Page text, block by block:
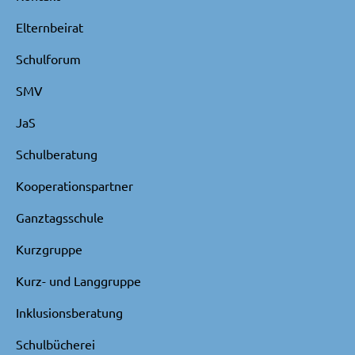
Elternbeirat
Schulforum
SMV
JaS
Schulberatung
Kooperationspartner
Ganztagsschule
Kurzgruppe
Kurz- und Langgruppe
Inklusionsberatung
Schulbücherei